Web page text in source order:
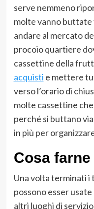
serve nemmeno
molte vanno buttate
andare al mercato
procoio quartiere
cassettine della
acquisti e mettere
verso l’orario di
molte cassettine
perché si buttano
in più per
Cosa
Una volta terminati i
possono esser
altri luoghi di